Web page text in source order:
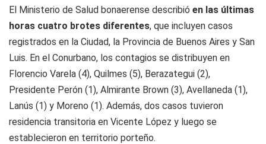
El Ministerio de Salud bonaerense describió en las últimas
horas cuatro brotes diferentes, que incluyen casos
registrados en la Ciudad, la Provincia de Buenos Aires y San
Luis. En el Conurbano, los contagios se distribuyen en
Florencio Varela (4), Quilmes (5), Berazategui (2),
Presidente Perón (1), Almirante Brown (3), Avellaneda (1),
Lanús (1) y Moreno (1). Además, dos casos tuvieron
residencia transitoria en Vicente López y luego se
establecieron en territorio porteño.